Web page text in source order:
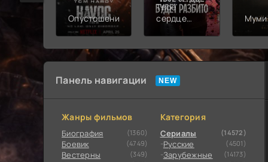
Опустошение
Твоё
сердце
Панель навигации
Жанры фильмов
Биография (1360)
Боевик (4749)
Вестерны (349)
Категория
Сериалы (14572)
Русские (4501)
Зарубежные (14173)